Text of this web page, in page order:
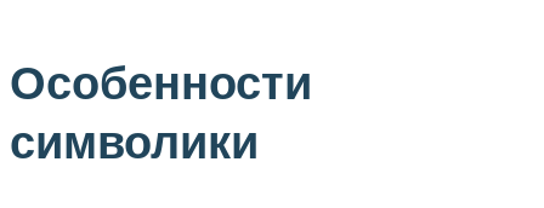
Особенности
символики